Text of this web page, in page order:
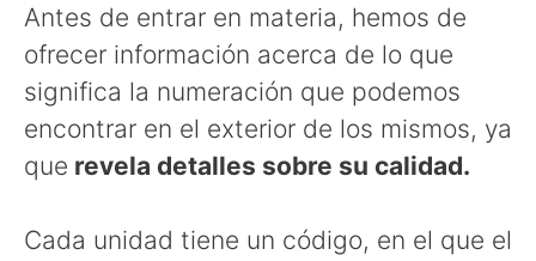
Antes de entrar en materia, hemos de
ofrecer información acerca de lo que
significa la numeración que podemos
encontrar en el exterior de los mismos, ya
que revela detalles sobre su calidad.
Cada unidad tiene un código, en el que el